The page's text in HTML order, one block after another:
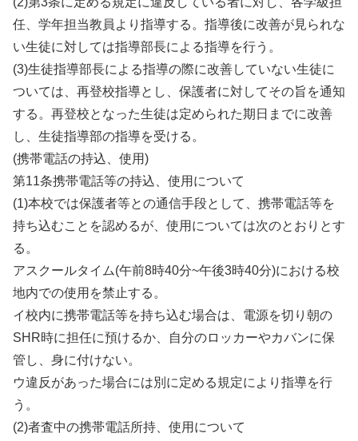
任、学年担当教員より指導する。指導後に改善が見られな
い生徒に対しては指導部長による指導を行う。
(3)生徒指導部長による指導の際に改善していない生徒に
ついては、再登校指導とし、保護者に対してその旨を通知
する。再登校となった生徒は定められた期日までに改善
し、生徒指導部の指導を受ける。
(携帯電話の持込、使用)
第11条携帯電話等の持込、使用について
(1)本校では保護者等との通信手段として、携帯電話等を
持ち込むことを認めるが、使用については次のとおりとす
る。
アスクールタイム(午前8時40分~午後3時40分)における校
地内での使用を禁止する。
イ校内に携帯電話等を持ち込む場合は、電源を切り朝の
SHR時に担任に預けるか、自分のロッカーやカバンに保
管し、身に付けない。
ウ違反があった場合には別に定める規定により指導を行
う。
(2)者査中の携帯電話所持、使用について